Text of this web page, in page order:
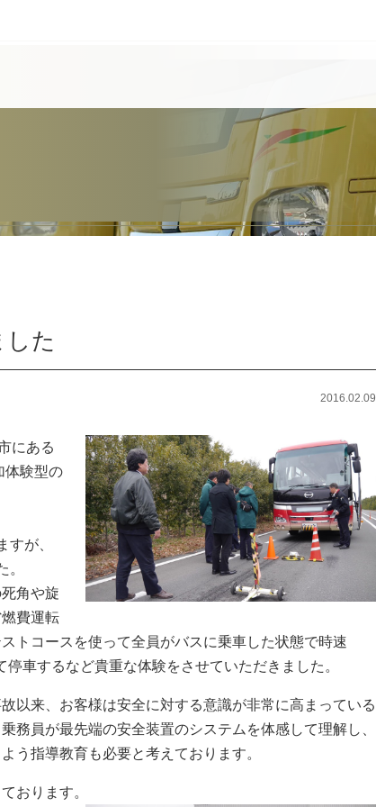
た
2016.02.09
にある
体験型の
が、
角や旋
費運転
トコースを使って全員がバスに乗車した状態で時速
車するなど貴重な体験をさせていただきました。
以来、お客様は安全に対する意識が非常に高まっている
務員が最先端の安全装置のシステムを体感して理解し、
う指導教育も必要と考えております。
おります。